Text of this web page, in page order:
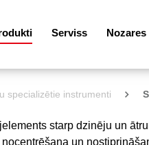
Serviss Nozares
specializētie instrumenti
starp dzinēju un
un